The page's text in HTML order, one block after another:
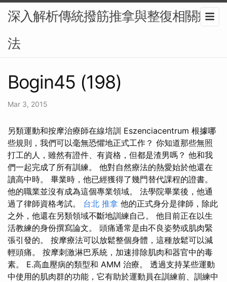
深入解析傳統撥筋推拿與整復相關療
法
Bogin45 (198)
Mar 3, 2015
另類運動和按摩治療師在線培訓 Eszenciacentrum 根據哪
些規則，我們可以毫無恐懼地正式工作？ 你知道那些無照
打工的人，雖然有證件、有資格，但都是渣男嗎？ 他和我
們一起完成了所有訓練。 他對自然療法的熱愛始於他還在
讀高中時。 畢業時，他已經獲得了幾門替代課程的證書。
他的職業並沒有成為這個專業領域。 法學院畢業後，他通
過了律師資格考試。 台北 推拿 他的正式身分是律師，除此
之外，他還在另類領域不斷地訓練自己。 他目前正在以生
活教練的身份撰寫論文。 頭痛通常是由不良姿勢或肌肉緊
張引發的。 按摩療法可以放鬆整個身體，這種放鬆可以減
輕頭痛。 按摩刺激淋巴系統，加速排除肌肉和器官中的毒
素。 E.高血壓病的類型和 AMM 治療。 透過支持某些運動
中使用的肌肉群的功能，它有助於運動員在訓練前、訓練中